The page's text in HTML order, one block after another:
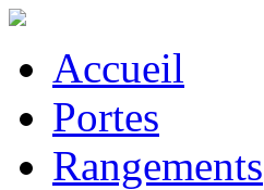
Accueil
Portes
Rangements